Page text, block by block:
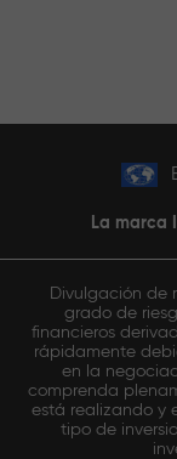
La marca
Divulgación de
grado de
financieros
rápidamente
en la
comprenda
está realizando y
tipo de